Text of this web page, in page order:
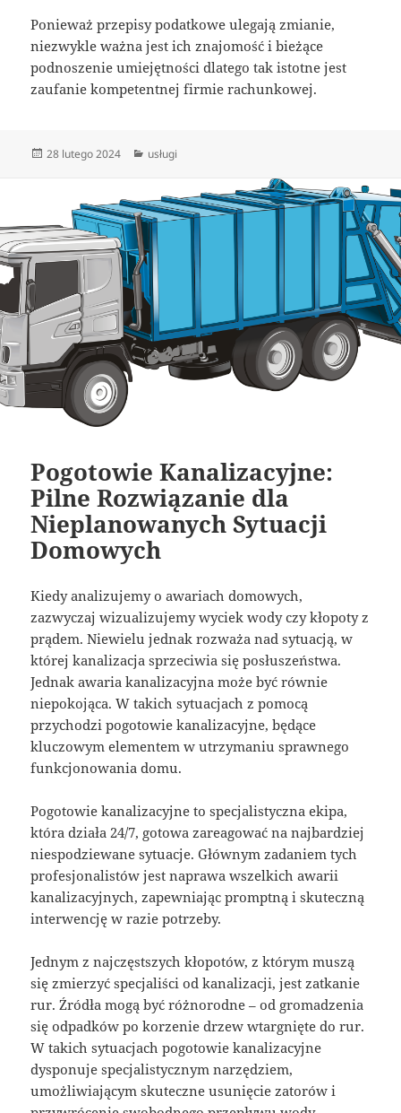
Ponieważ przepisy podatkowe ulegają zmianie,
niezwykle ważna jest ich znajomość i bieżące
podnoszenie umiejętności dlatego tak istotne jest
zaufanie kompetentnej firmie rachunkowej.
Data
28 lutego 2024 Kategorie
usługi
Pogotowie Kanalizacyjne:
Pilne Rozwiązanie dla
Nieplanowanych Sytuacji
Domowych
Kiedy analizujemy o awariach domowych,
zazwyczaj wizualizujemy wyciek wody czy kłopoty z
prądem. Niewielu jednak rozważa nad sytuacją, w
której kanalizacja sprzeciwia się posłuszeństwa.
Jednak awaria kanalizacyjna może być równie
niepokojąca. W takich sytuacjach z pomocą
przychodzi pogotowie kanalizacyjne, będące
kluczowym elementem w utrzymaniu sprawnego
funkcjonowania domu.
Pogotowie kanalizacyjne to specjalistyczna ekipa,
która działa 24/7, gotowa zareagować na najbardziej
niespodziewane sytuacje. Głównym zadaniem tych
profesjonalistów jest naprawa wszelkich awarii
kanalizacyjnych, zapewniając promptną i skuteczną
interwencję w razie potrzeby.
Jednym z najczęstszych kłopotów, z którym muszą
się zmierzyć specjaliści od kanalizacji, jest zatkanie
rur. Źródła mogą być różnorodne – od gromadzenia
się odpadków po korzenie drzew wtargnięte do rur.
W takich sytuacjach pogotowie kanalizacyjne
dysponuje specjalistycznym narzędziem,
umożliwiającym skuteczne usunięcie zatorów i